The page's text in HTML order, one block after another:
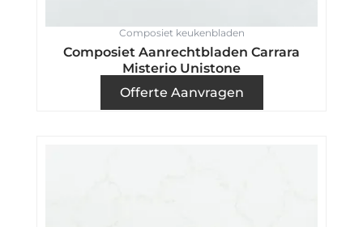
Composiet keukenbladen
Composiet Aanrechtbladen Carrara
Misterio Unistone
Offerte Aanvragen